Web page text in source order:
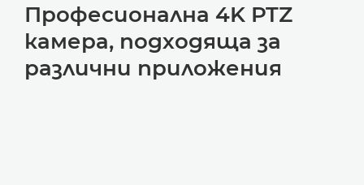
Професионална 4K PTZ
камера, подходяща за
различни приложения